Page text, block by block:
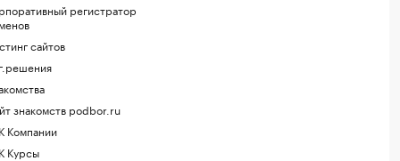
регистратор
сайтов
знакомств podbor.ru
Компании
Курсы